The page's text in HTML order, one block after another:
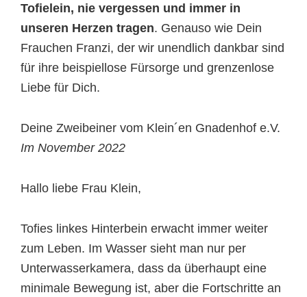
Tofielein, nie vergessen und immer in
unseren Herzen tragen. Genauso wie Dein
Frauchen Franzi, der wir unendlich dankbar sind
für ihre beispiellose Fürsorge und grenzenlose
Liebe für Dich.
Deine Zweibeiner vom Klein´en Gnadenhof e.V.
Im November 2022
Hallo liebe Frau Klein,
Tofies linkes Hinterbein erwacht immer weiter
zum Leben. Im Wasser sieht man nur per
Unterwasserkamera, dass da überhaupt eine
minimale Bewegung ist, aber die Fortschritte an